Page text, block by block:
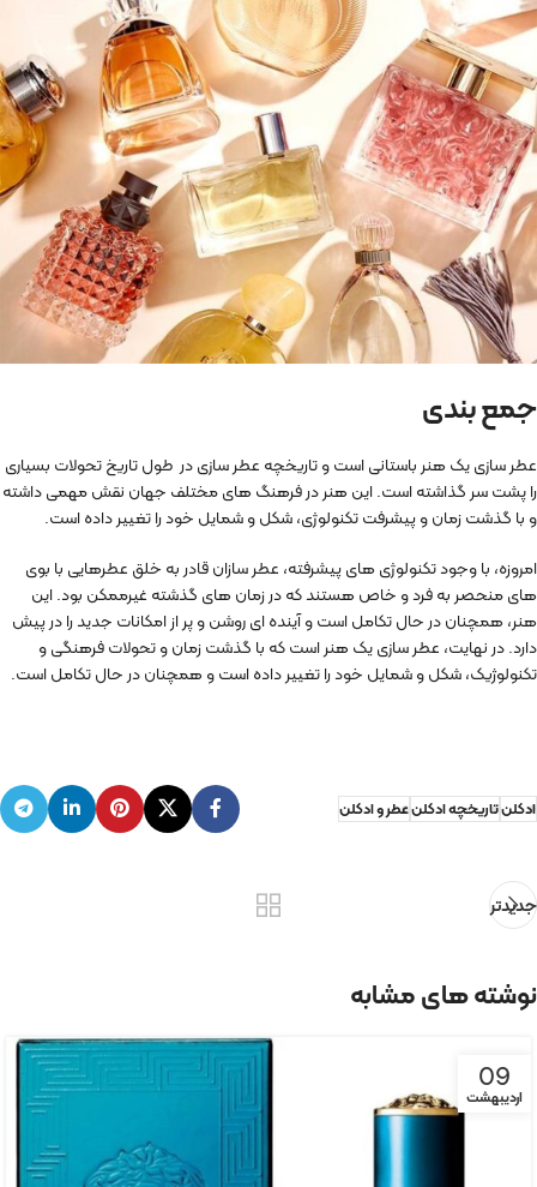
جمع بندی
عطر سازی یک هنر باستانی است و تاریخچه عطر سازی در طول تاریخ تحولات بسیاری
را پشت سر گذاشته است. این هنر در فرهنگ های مختلف جهان نقش مهمی داشته
و با گذشت زمان و پیشرفت تکنولوژی، شکل و شمایل خود را تغییر داده است.
امروزه، با وجود تکنولوژی های پیشرفته، عطر سازان قادر به خلق عطرهایی با بوی
های منحصر به فرد و خاص هستند که در زمان های گذشته غیرممکن بود. این
هنر، همچنان در حال تکامل است و آینده ای روشن و پر از امکانات جدید را در پیش
دارد. در نهایت، عطر سازی یک هنر است که با گذشت زمان و تحولات فرهنگی و
تکنولوژیک، شکل و شمایل خود را تغییر داده است و همچنان در حال تکامل است.
ادکلنتاریخچه ادکلنعطر و ادکلن
جدیدتر
نوشته های مشابه
09
اردیبهشت